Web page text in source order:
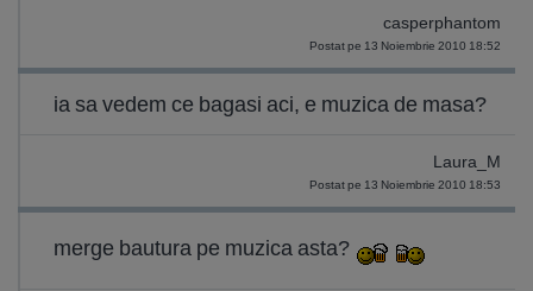
casperphantom
Postat pe 13 Noiembrie 2010 18:52
ia sa vedem ce bagasi aci, e muzica de masa?
Laura_M
Postat pe 13 Noiembrie 2010 18:53
merge bautura pe muzica asta?